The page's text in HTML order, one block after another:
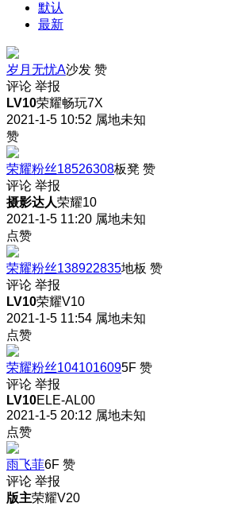
默认
最新
岁月无忧A沙发 赞
评论 举报
LV10荣耀畅玩7X
2021-1-5 10:52 属地未知
赞
荣耀粉丝18526308板凳 赞
评论 举报
摄影达人荣耀10
2021-1-5 11:20 属地未知
点赞
荣耀粉丝138922835地板 赞
评论 举报
LV10荣耀V10
2021-1-5 11:54 属地未知
点赞
荣耀粉丝1041016095F 赞
评论 举报
LV10ELE-AL00
2021-1-5 20:12 属地未知
点赞
雨飞菲6F 赞
评论 举报
版主荣耀V20